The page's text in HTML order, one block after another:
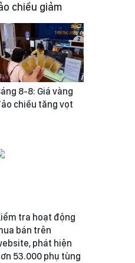
chiều giảm
8-8: Giá vàng
chiều tăng vọt
tra hoạt động
bán trên
phát hiện
53.000 phụ tùng